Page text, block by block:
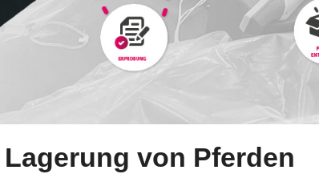
von Pferden